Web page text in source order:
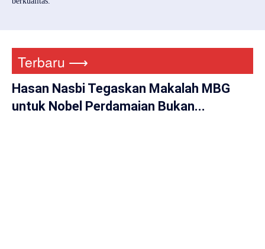
Terbaru ⟶
Hasan Nasbi Tegaskan Makalah MBG
untuk Nobel Perdamaian Bukan...